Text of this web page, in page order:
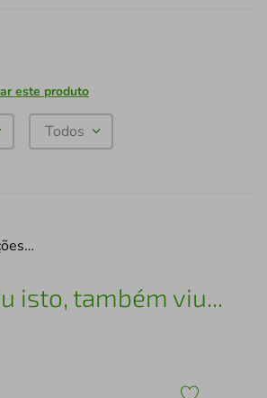
este produto
Todos
isto, também viu...